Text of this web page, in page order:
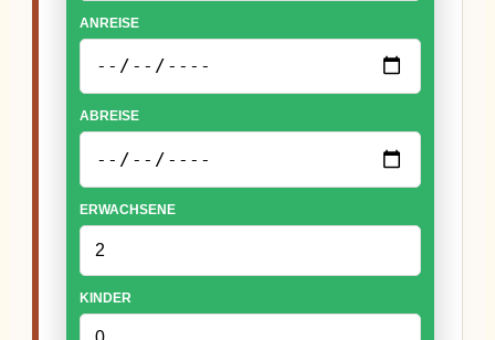
ANREISE
ABREISE
ERWACHSENE
KINDER